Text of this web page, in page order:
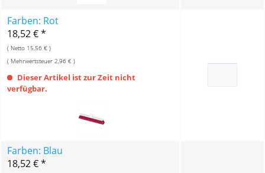
Farben: Rot
18,52 € *
( Netto 15,56 € )
( Mehrwertsteuer 2,96 € )
Dieser Artikel ist zur Zeit nicht
verfügbar.
Farben: Blau
18,52 € *